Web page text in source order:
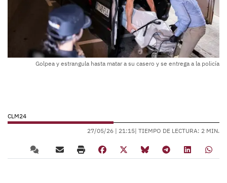
Golpea y estrangula hasta matar a su casero y se entrega a la policía
CLM24
27/05/26 | 21:15| TIEMPO DE LECTURA: 2 MIN.